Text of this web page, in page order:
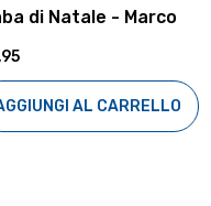
di Natale - Marco
AL CARRELLO